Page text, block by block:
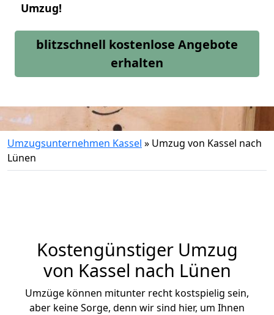
Umzug!
blitzschnell kostenlose Angebote
erhalten
Umzugsunternehmen Kassel » Umzug von Kassel nach
Lünen
Kostengünstiger Umzug
von Kassel nach Lünen
Umzüge können mitunter recht kostspielig sein,
aber keine Sorge, denn wir sind hier, um Ihnen